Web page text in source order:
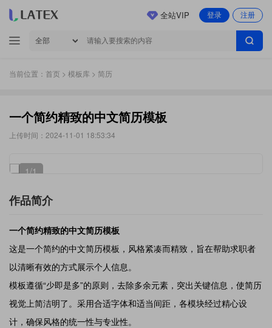
登录 注册
全站VIP
当前位置： 首页 > 模板库 > 简历
一个简约精致的中文简历模板
上传时间：2024-11-01 18:53:34
1/1
作品简介
一个简约精致的中文简历模板
这是一个简约的中文简历模板，风格紧凑而精致，旨在帮助求职者
以清晰有效的方式展示个人信息。
模板遵循“少即是多”的原则，去除多余元素，突出关键信息，使简历
视觉上简洁明了。采用合适字体和适当间距，各模块经过精心设
计，确保风格的统一性与专业性。